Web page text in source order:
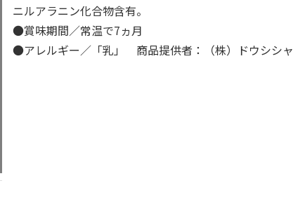
ニルアラニン化合物含有。
●賞味期間／常温で7ヵ月
●アレルギー／「乳」 商品提供者：（株）ドウシシャ